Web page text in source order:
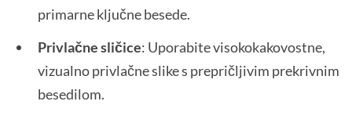
primarne ključne besede.
Privlačne sličice: Uporabite visokokakovostne,
vizualno privlačne slike s prepričljivim prekrivnim
besedilom.